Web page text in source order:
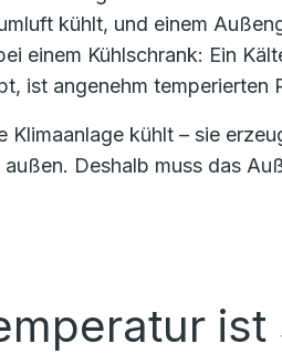
kühlt, und einem
einem Kühlschrank: Ein
ist angenehm temperierten
Klimaanlage kühlt – sie
außen. Deshalb muss das
ist